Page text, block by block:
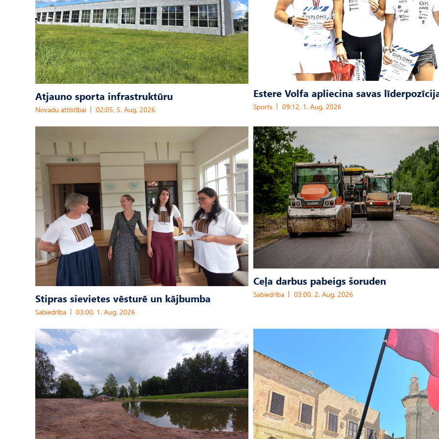
Atjauno sporta infrastruktūru
Novadu attīstībai 02:05, 5. Aug, 2026
Estere Volfa apliecina savas
Sports 09:12, 1. Aug, 2026
Stipras sievietes vēsturē un kājbumba
Sabiedrība 03:00, 1. Aug, 2026
Ceļa darbus pabeigs šoruden
Sabiedrība 03:00, 2. Aug, 2026